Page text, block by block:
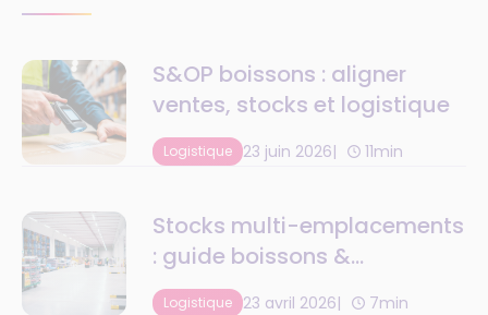
S&OP boissons : aligner
ventes, stocks et logistique
Logistique 23 juin 2026 11min
Stocks multi-emplacements
: guide boissons &
restaurants
Logistique 23 avril 2026 7min